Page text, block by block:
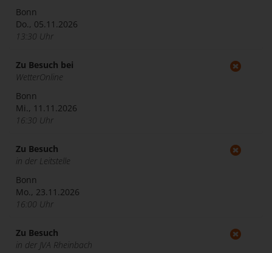
Bonn
Do., 05.11.2026
13:30 Uhr
Zu Besuch bei
WetterOnline
Bonn
Mi., 11.11.2026
16:30 Uhr
Zu Besuch
in der Leitstelle
Bonn
Mo., 23.11.2026
16:00 Uhr
Zu Besuch
in der JVA Rheinbach